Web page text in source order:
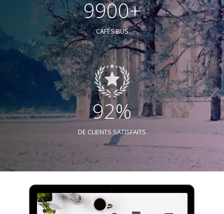
9900+
CAFÉS BUS
92%
DE CLIENTS SATISFAITS